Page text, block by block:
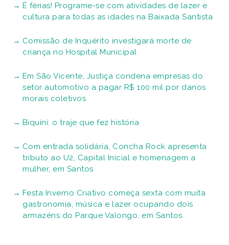
É férias! Programe-se com atividades de lazer e
cultura para todas as idades na Baixada Santista
Comissão de Inquérito investigará morte de
criança no Hospital Municipal
Em São Vicente, Justiça condena empresas do
setor automotivo a pagar R$ 100 mil por danos
morais coletivos
Biquíni: o traje que fez história
Com entrada solidária, Concha Rock apresenta
tributo ao U2, Capital Inicial e homenagem a
mulher, em Santos
Festa Inverno Criativo começa sexta com muita
gastronomia, música e lazer ocupando dois
armazéns do Parque Valongo, em Santos